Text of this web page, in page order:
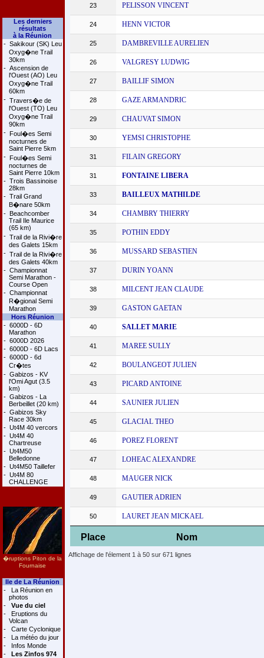
Les derniers
résultats
à la Réunion
- Sakikour (SK) Leu
Oxyg�ne Trail
30km
- Ascension de
l'Ouest (AO) Leu
Oxyg�ne Trail
60km
- Travers�e de
l'Ouest (TO) Leu
Oxyg�ne Trail
90km
- Foul�es Semi
nocturnes de
Saint Pierre 5km
- Foul�es Semi
nocturnes de
Saint Pierre 10km
- Trois Bassinoise
28km
- Trail Grand
B�nare 50km
- Beachcomber
Trail Ile Maurice
(65 km)
- Trail de la Rivi�re
des Galets 15km
- Trail de la Rivi�re
des Galets 40km
- Championnat
Semi Marathon -
Course Open
- Championnat
R�gional Semi
Marathon
Hors Réunion
- 6000D - 6D
Marathon
- 6000D 2026
- 6000D - 6D Lacs
- 6000D - 6d
Cr�tes
- Gabizos - KV
l'Omi Agut (3.5
km)
- Gabizos - La
Berbeillet (20 km)
- Gabizos Sky
Race 30km
- Ut4M 40 vercors
- Ut4M 40
Chartreuse
- Ut4M50
Belledonne
- Ut4M50 Taillefer
- Ut4M 80
CHALLENGE
�ruptions Piton de la
Fournaise
Ile de La Réunion
-
La Réunion en
photos
-
Vue du ciel
-
Eruptions du
Volcan
-
Carte Cyclonique
-
La météo du jour
-
Infos Monde
-
Les Zinfos 974
Place Nom
23 PELISSON VINCENT
24 HENN VICTOR
25 DAMBREVILLE AURELIEN
26 VALGRESY LUDWIG
27 BAILLIF SIMON
28 GAZE ARMANDRIC
29 CHAUVAT SIMON
30 YEMSI CHRISTOPHE
31 FILAIN GREGORY
31 FONTAINE LIBERA
33 BAILLEUX MATHILDE
34 CHAMBRY THIERRY
35 POTHIN EDDY
36 MUSSARD SEBASTIEN
37 DURIN YOANN
38 MILCENT JEAN CLAUDE
39 GASTON GAETAN
40 SALLET MARIE
41 MAREE SULLY
42 BOULANGEOT JULIEN
43 PICARD ANTOINE
44 SAUNIER JULIEN
45 GLACIAL THEO
46 POREZ FLORENT
47 LOHEAC ALEXANDRE
48 MAUGER NICK
49 GAUTIER ADRIEN
50 LAURET JEAN MICKAEL
Affichage de l'élement 1 à 50 sur 671 lignes